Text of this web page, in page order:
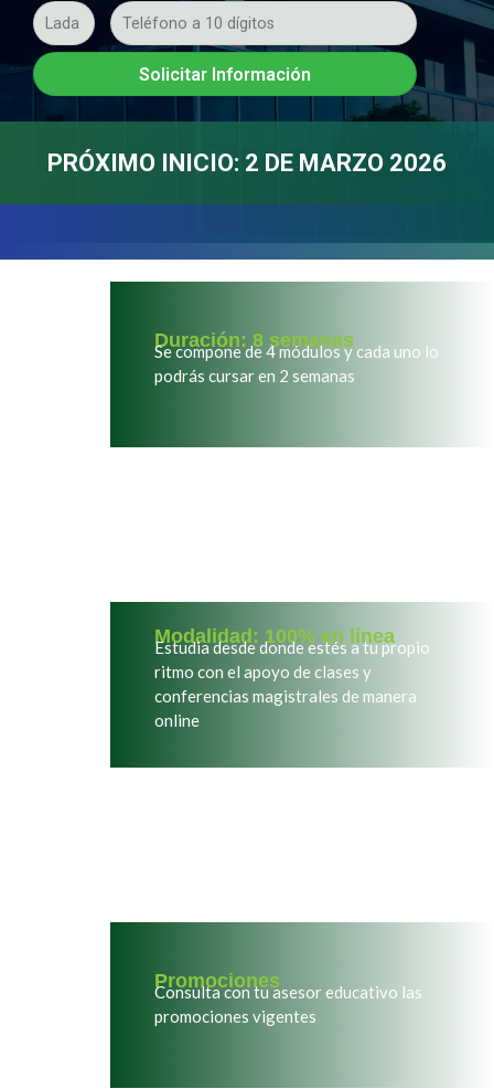
PRÓXIMO INICIO: 2 DE MARZO 2026
Duración: 8 semanas
Se compone de 4 módulos y cada uno lo
podrás cursaren 2 semanas
Modalidad: 100% en línea
Estudia desde donde estés a tu propio
ritmo con el apoyo de clases y
conferencias magistrales de manera
online
Promociones
Consulta con tu asesor educativo las
promociones vigentes